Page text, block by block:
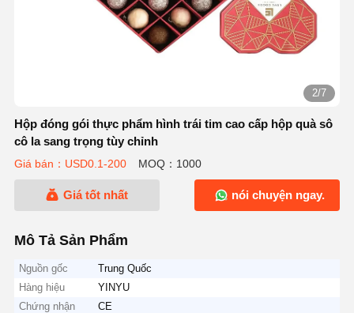
2/7
Hộp đóng gói thực phẩm hình trái tim cao cấp hộp quà sô
cô la sang trọng tùy chỉnh
Giá bán：USD0.1-200 MOQ：1000
Giá tốt nhất nói chuyện ngay.
Mô Tả Sản Phẩm
Nguồn gốc
Trung Quốc
Hàng hiệu
YINYU
Chứng nhận
CE